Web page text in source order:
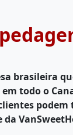
brasileira
todo o
podem